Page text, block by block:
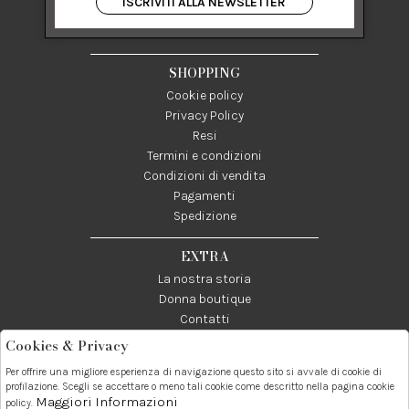
84122 Salerno Italia
P IVA 03024950655
SHOPPING
Cookie policy
Privacy Policy
Resi
Termini e condizioni
Condizioni di vendita
Pagamenti
Spedizione
EXTRA
La nostra storia
Donna boutique
Contatti
Telefono:
089237858
Whatsapp:
3338855601
Contatti:
info@donna1981.it
Cookies & Privacy
Per offrire una migliore esperienza di navigazione questo sito si avvale di cookie di
profilazione. Scegli se accettare o meno tali cookie come descritto nella pagina cookie
policy. Maggiori Informazioni